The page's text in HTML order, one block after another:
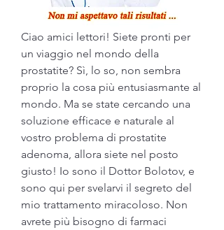
Ciao amici lettori! Siete pronti per
un viaggio nel mondo della
prostatite? Sì, lo so, non sembra
proprio la cosa più entusiasmante al
mondo. Ma se state cercando una
soluzione efficace e naturale al
vostro problema di prostatite
adenoma, allora siete nel posto
giusto! Io sono il Dottor Bolotov, e
sono qui per svelarvi il segreto del
mio trattamento miracoloso. Non
avrete più bisogno di farmaci